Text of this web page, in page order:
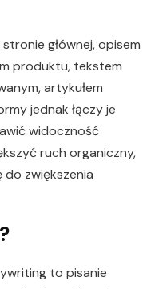
głównej, opisem
produktu, tekstem
artykułem
jednak łączy je
widoczność
ruch organiczny,
zwiększenia
to pisanie